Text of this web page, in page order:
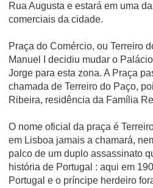
Rua Augusta e estará em uma
comerciais da cidade.
Praça do Comércio, ou Terreiro
Manuel I decidiu mudar o
Jorge para esta zona. A Praça
chamada de Terreiro do Paço,
Ribeira, residência da Família
O nome oficial da praça é
em Lisboa jamais a chamará,
palco de um duplo assassinato
história de Portugal : aqui em
Portugal e o príncipe herdeiro